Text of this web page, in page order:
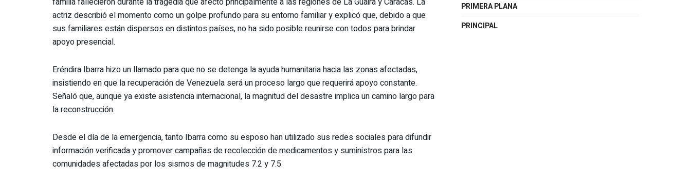
actriz describió el momento como un golpe profundo para su entorno familiar y explicó que, debido a que
sus familiares están dispersos en distintos países, no ha sido posible reunirse con todos para brindar
apoyo presencial.
Eréndira Ibarra hizo un llamado para que no se detenga la ayuda humanitaria hacia las zonas afectadas,
insistiendo en que la recuperación de Venezuela será un proceso largo que requerirá apoyo constante.
Señaló que, aunque ya existe asistencia internacional, la magnitud del desastre implica un camino largo para
la reconstrucción.
Desde el día de la emergencia, tanto Ibarra como su esposo han utilizado sus redes sociales para difundir
información verificada y promover campañas de recolección de medicamentos y suministros para las
comunidades afectadas por los sismos de magnitudes 7.2 y 7.5.
PRIMERA PLANA
PRINCIPAL